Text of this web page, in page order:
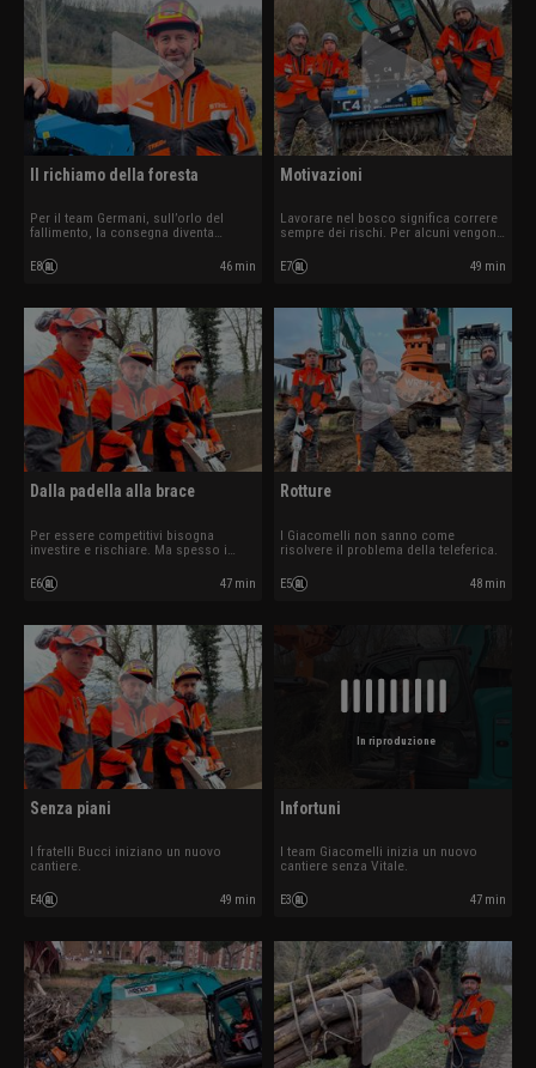
Il richiamo della foresta
Per il team Germani, sull’orlo del
fallimento, la consegna diventa
avverte il richiamo del bosco mentre
il team Bucci finisce per doversi
E8 46 min
Motivazioni
Lavorare nel bosco significa correre
sempre dei rischi. Per alcuni vengono
tutti è arrivato il momento di
dimostrare a pieno le proprie
E7 49 min
Dalla padella alla brace
Per essere competitivi bisogna
investire e rischiare. Ma spesso i
bisogna essere disposti a rilanciare.
Per chi ha cercato fortuna lontano del
E6 47 min
Rotture
I Giacomelli non sanno come
risolvere il problema della teleferica.
E5 48 min
Senza piani
I fratelli Bucci iniziano un nuovo
cantiere.
E4 49 min
In riproduzione
Infortuni
l team Giacomelli inizia un nuovo
cantiere senza Vitale.
E3 47 min